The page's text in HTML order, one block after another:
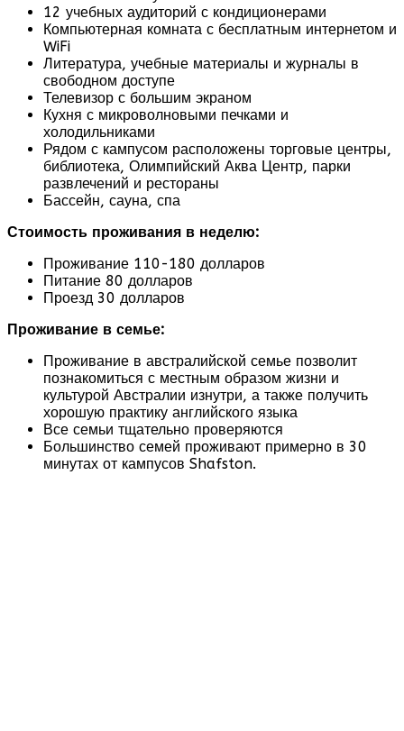
12 учебных аудиторий с кондиционерами
Компьютерная комната с бесплатным интернетом и
WiFi
Литература, учебные материалы и журналы в
свободном доступе
Телевизор с большим экраном
Кухня с микроволновыми печками и
холодильниками
Рядом с кампусом расположены торговые центры,
библиотека, Олимпийский Аква Центр, парки
развлечений и рестораны
Бассейн, сауна, спа
Стоимость проживания в неделю:
Проживание 110-180 долларов
Питание 80 долларов
Проезд 30 долларов
Проживание в семье:
Проживание в австралийской семье позволит
познакомиться с местным образом жизни и
культурой Австралии изнутри, а также получить
хорошую практику английского языка
Все семьи тщательно проверяются
Большинство семей проживают примерно в 30
минутах от кампусов Shafston.